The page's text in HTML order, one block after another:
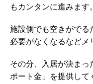
もカンタンに進みます。
施設側でも空きがでる
必要がなくなるなどメ
その分、入居が決ま
ポート金」を提供して